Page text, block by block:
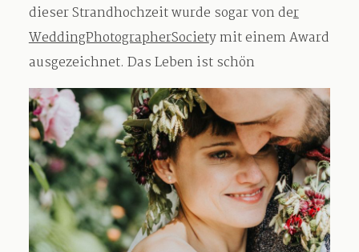
dieser Strandhochzeit wurde sogar von der
WeddingPhotographerSociety mit einem Award
ausgezeichnet. Das Leben ist schön